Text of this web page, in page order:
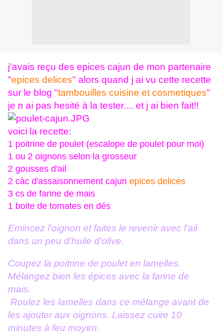
j'avais reçu des epices cajun de mon partenaire
"epices delices" alors quand j ai vu cette recette
sur le blog "tambouilles cuisine et cosmetiques"
je n ai pas hesité à la tester.... et j ai bien fait!!
voici la recette:
1 poitrine de poulet (escalope de poulet pour moi)
1 ou 2 oignons selon la grosseur
2 gousses d'ail
2 càc d'assaisonnement cajun epices delices
3 cs de farine de mais
1 boite de tomates en dés
Emincez l'oignon et faites le revenir avec l'ail
dans un peu d'huile d'olive.
Coupez la poitrine de poulet en lamelles.
Mélangez bien les épices avec la farine de
mais.
Roulez les lamelles dans ce mélange avant de
les ajouter aux oignons. Laissez cuire 10
minutes à feu moyen.